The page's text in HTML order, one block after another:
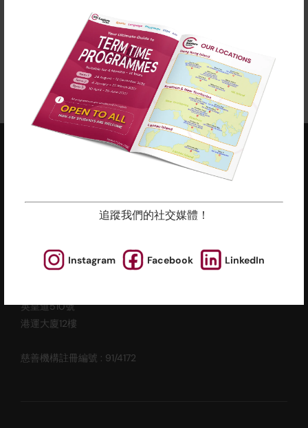
追蹤我們的社交媒體！
Instagram Facebook LinkedIn
所有課程按堂數比例收費，隨時加入吧！
立即報名
2025-2026年度課程現正接受報名 -
更多
辦公室地址 (不提供查詢及報名服務)
英皇道510號
港運大廈12樓
慈善機構註冊編號 : 91/4172